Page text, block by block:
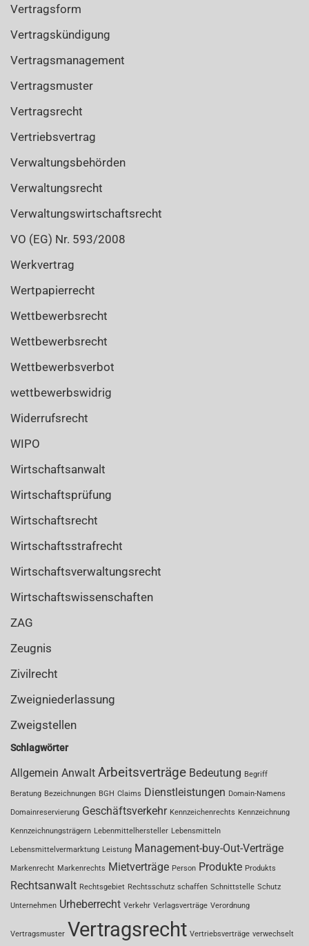
Vertragsform
Vertragskündigung
Vertragsmanagement
Vertragsmuster
Vertragsrecht
Vertriebsvertrag
Verwaltungsbehörden
Verwaltungsrecht
Verwaltungswirtschaftsrecht
VO (EG) Nr. 593/2008
Werkvertrag
Wertpapierrecht
Wettbewerbsrecht
Wettbewerbsrecht
Wettbewerbsverbot
wettbewerbswidrig
Widerrufsrecht
WIPO
Wirtschaftsanwalt
Wirtschaftsprüfung
Wirtschaftsrecht
Wirtschaftsstrafrecht
Wirtschaftsverwaltungsrecht
Wirtschaftswissenschaften
ZAG
Zeugnis
Zivilrecht
Zweigniederlassung
Zweigstellen
Schlagwörter
Allgemein Anwalt Arbeitsverträge Bedeutung Begriff
Beratung Bezeichnungen BGH Claims Dienstleistungen Domain-Namens
Domainreservierung Geschäftsverkehr Kennzeichenrechts Kennzeichnung
Kennzeichnungsträgern Lebenmittelhersteller Lebensmitteln
Lebensmittelvermarktung Leistung Management-buy-Out-Verträge
Markenrecht Markenrechts Mietverträge Person Produkte Produkts
Rechtsanwalt Rechtsgebiet Rechtsschutz schaffen Schnittstelle Schutz
Unternehmen Urheberrecht Verkehr Verlagsverträge Verordnung
Vertragsmuster Vertragsrecht Vertriebsverträge verwechselt